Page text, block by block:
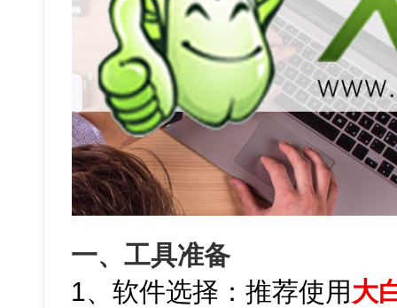
一、工具准备
1、软件选择：推荐使用 大